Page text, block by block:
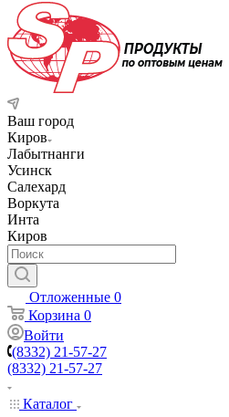
Ваш город
Киров
Лабытнанги
Усинск
Салехард
Воркута
Инта
Киров
Отложенные 0
Корзина 0
Войти
(8332) 21-57-27
(8332) 21-57-27
Каталог